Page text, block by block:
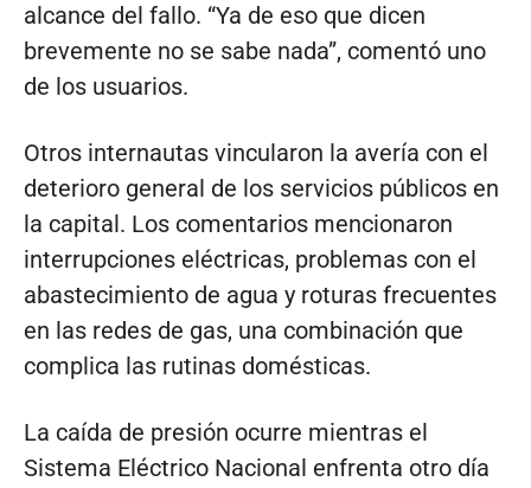
alcance del fallo. “Ya de eso que dicen
brevemente no se sabe nada”, comentó uno
de los usuarios.
Otros internautas vincularon la avería con el
deterioro general de los servicios públicos en
la capital. Los comentarios mencionaron
interrupciones eléctricas, problemas con el
abastecimiento de agua y roturas frecuentes
en las redes de gas, una combinación que
complica las rutinas domésticas.
La caída de presión ocurre mientras el
Sistema Eléctrico Nacional enfrenta otro día